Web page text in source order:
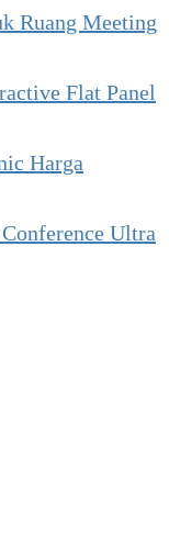
Ruang Meeting
Flat Panel
Harga
Ultra